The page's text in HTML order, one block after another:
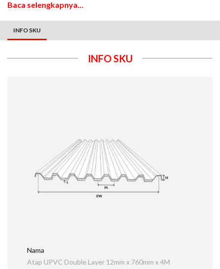
Baca selengkapnya...
INFO SKU
INFO SKU
Nama
Atap UPVC Double Layer 12mm x 760mm x 4M